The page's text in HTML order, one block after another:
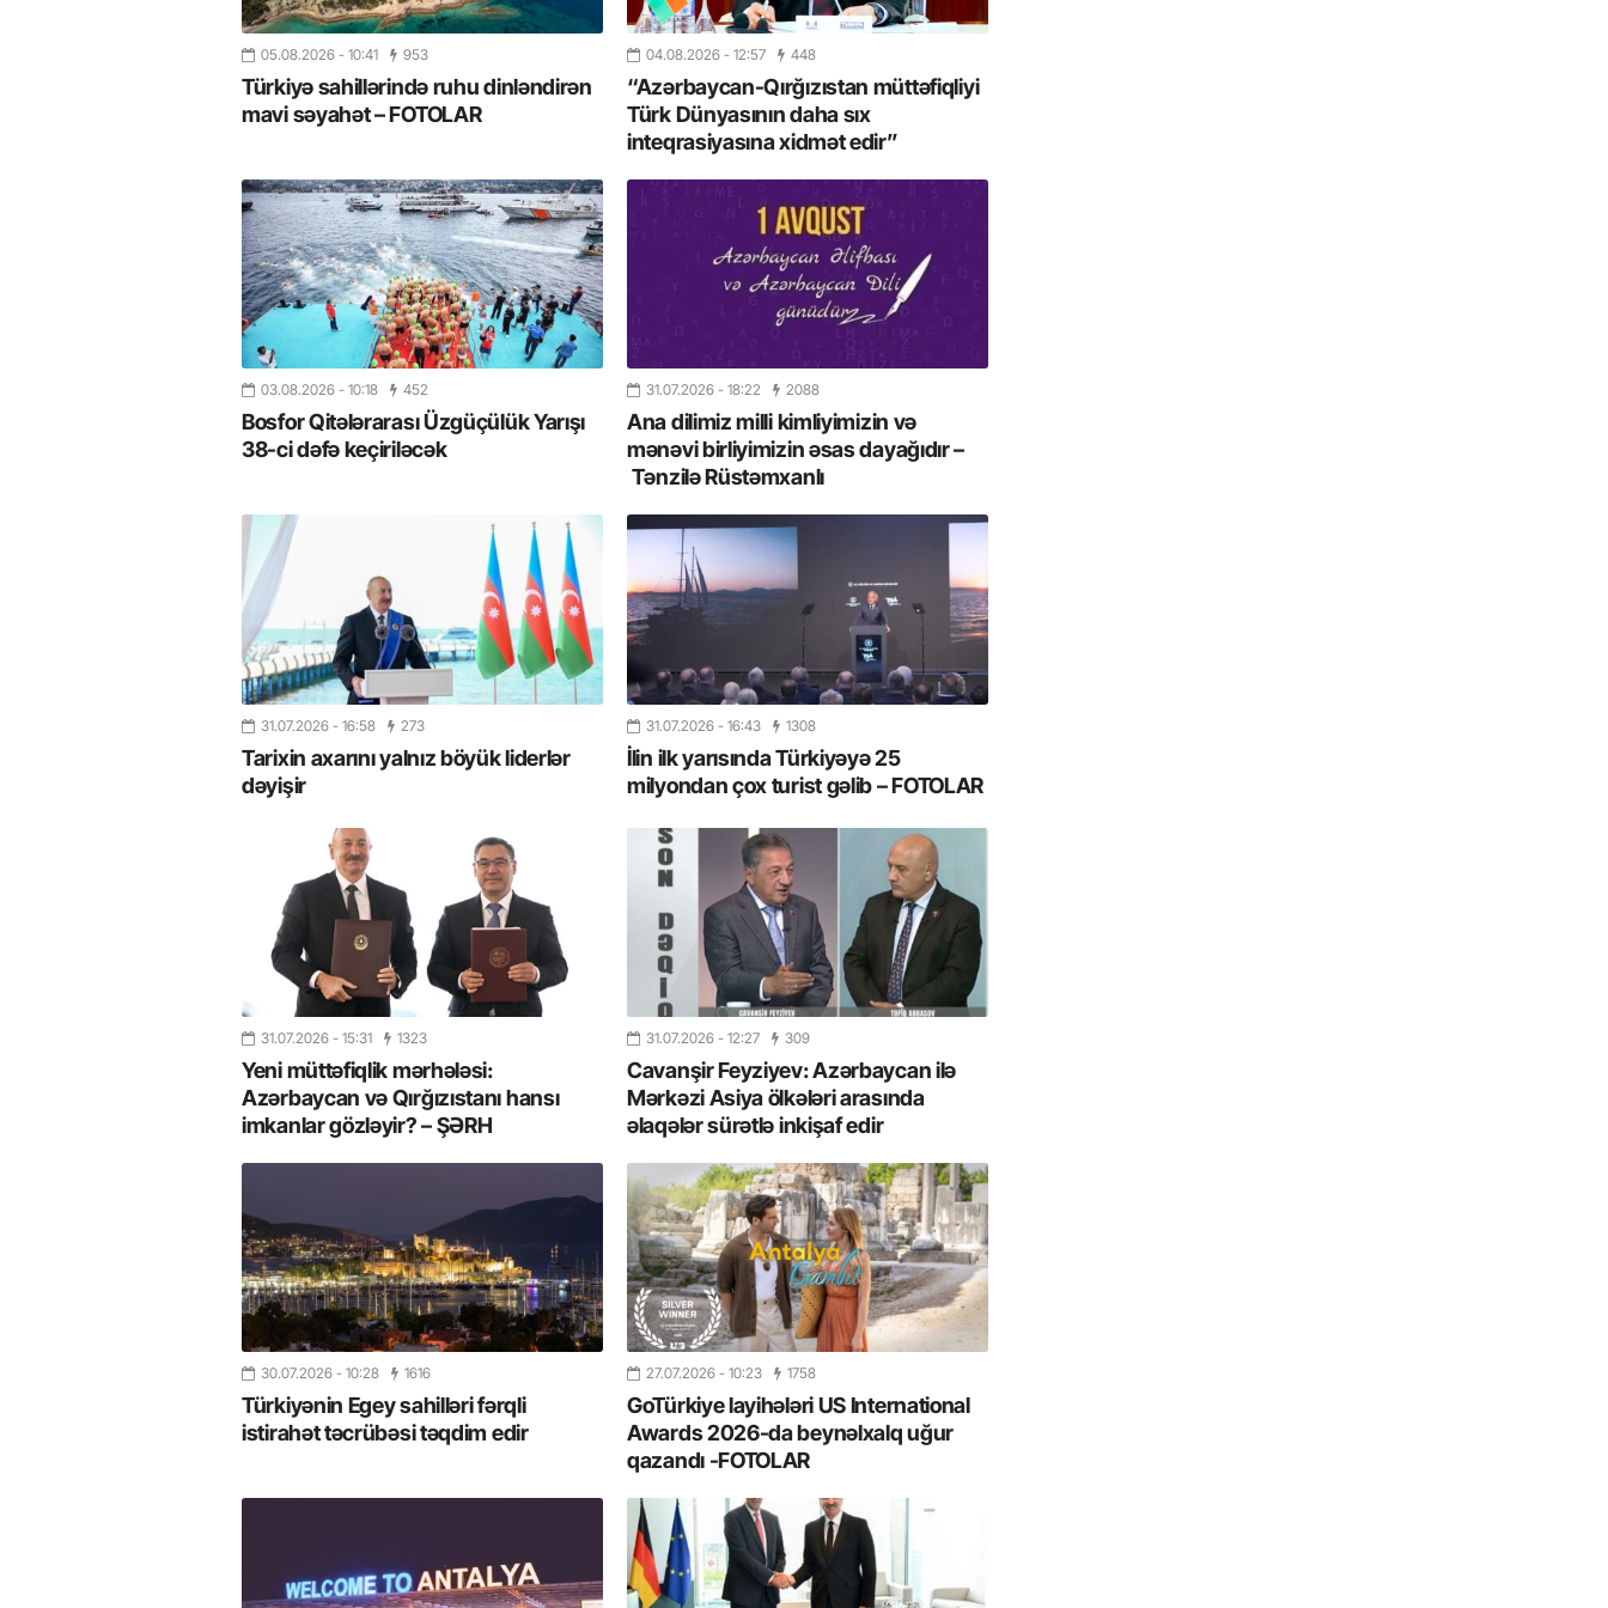
05.08.2026 - 10:41 953
Türkiyə sahillərində ruhu dinləndirən
mavi səyahət – FOTOLAR
04.08.2026 - 12:57 448
“Azərbaycan-Qırğızıstan müttəfiqliyi
Türk Dünyasının daha sıx
inteqrasiyasına xidmət edir”
03.08.2026 - 10:18 452
Bosfor Qitələrarası Üzgüçülük Yarışı
38-ci dəfə keçiriləcək
31.07.2026 - 18:22 2088
Ana dilimiz milli kimliyimizin və
mənəvi birliyimizin əsas dayağıdır –
Tənzilə Rüstəmxanlı
31.07.2026 - 16:58 273
Tarixin axarını yalnız böyük liderlər
dəyişir
31.07.2026 - 16:43 1308
İlin ilk yarısında Türkiyəyə 25
milyondan çox turist gəlib – FOTOLAR
31.07.2026 - 15:31 1323
Yeni müttəfiqlik mərhələsi:
Azərbaycan və Qırğızıstanı hansı
imkanlar gözləyir? – ŞƏRH
31.07.2026 - 12:27 309
Cavanşir Feyziyev: Azərbaycan ilə
Mərkəzi Asiya ölkələri arasında
əlaqələr sürətlə inkişaf edir
30.07.2026 - 10:28 1616
Türkiyənin Egey sahilləri fərqli
istirahət təcrübəsi təqdim edir
27.07.2026 - 10:23 1758
GoTürkiye layihələri US International
Awards 2026-da beynəlxalq uğur
qazandı -FOTOLAR